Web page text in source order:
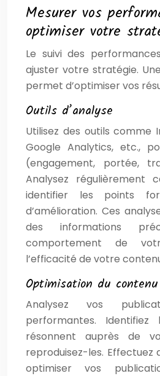
Mesurer vos
optimiser votre
Le suivi des
ajuster votre stratégie.
permet d’optimiser vos
Outils d’analyse
Utilisez des outils comme
Google Analytics, etc.,
(engagement, portée,
Analysez régulièrement
identifier les points
d’amélioration. Ces
des informations
comportement de
l’efficacité de votre
Optimisation du contenu
Analysez vos
performantes.
résonnent auprès de
reproduisez-les. Effectuez
optimiser vos